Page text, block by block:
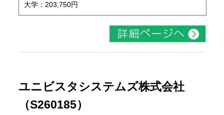
大学：203,750円
ユニビスタシステムズ株式会社
（S260185）